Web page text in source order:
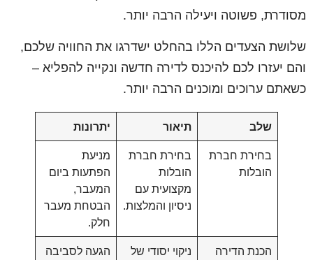
מסודרת, פשוטה ויעילה הרבה יותר.
שלושת הצעדים הללו בהחלט ישדרגו את החוויה שלכם,
והם יעזרו לכם להיכנס לדירה חדשה ונקייה להפליא –
כשאתם ערוכים ומוכנים הרבה יותר.
שלב תיאור יתרונות
בחירת חברת
הובלות
בחירת חברת
הובלות
מקצועית עם
ניסיון והמלצות.
מניעת
הפתעות ביום
המעבר,
הבטחת מעבר
חלק.
הכנת הדירה
ניקוי יסודי של
הגעה לסביבה